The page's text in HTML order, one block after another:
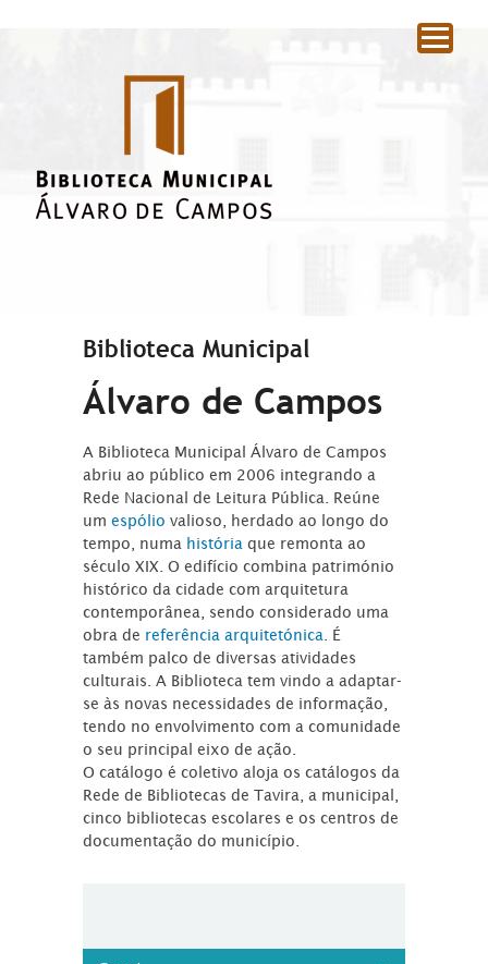
Biblioteca Municipal
Álvaro de Campos
A Biblioteca Municipal Álvaro de Campos
abriu ao público em 2006 integrando a
Rede Nacional de Leitura Pública. Reúne
umespóliovalioso, herdado ao longo do
tempo, numa história que remonta ao
século XIX. O edifício combina património
histórico da cidade com arquitetura
contemporânea, sendo considerado uma
obra de referência arquitetónica . É
também palco de diversas atividades
culturais. A Biblioteca tem vindo a adaptar-
se às novas necessidades de informação,
tendo no envolvimento com a comunidade
o seu principal eixo de ação.
O catálogo é coletivo aloja os catálogos da
Rede de Bibliotecas de Tavira, a municipal,
cinco bibliotecas escolares e os centros de
documentação do município.